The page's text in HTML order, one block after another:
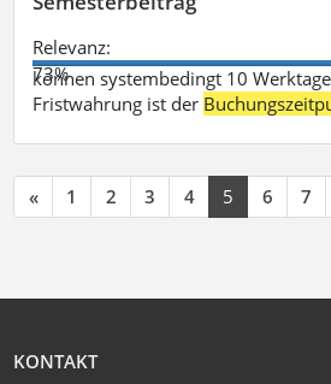
Relevanz:
73%
können systembedingt 10
Fristwahrung ist der
« 1 2 3 4 5 6 7
KONTAKT